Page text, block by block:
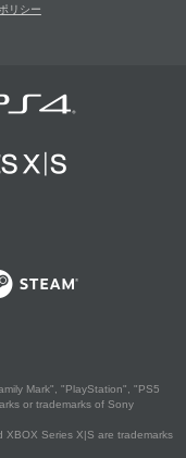
リシー
Mark", "PlayStation", "PS5
or trademarks of Sony
XBOX Series X|S are trademarks